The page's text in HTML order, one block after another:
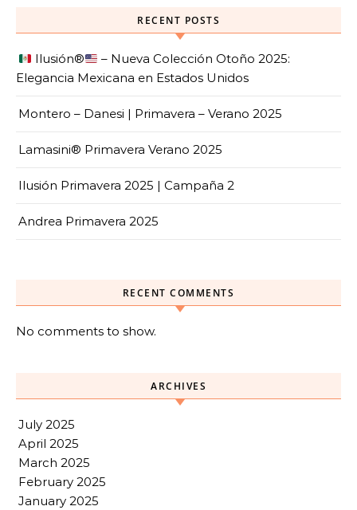
RECENT POSTS
Ilusión®️
– Nueva Colección Otoño 2025:
Elegancia Mexicana en Estados Unidos
Montero – Danesi | Primavera – Verano 2025
Lamasini® Primavera Verano 2025
Ilusión Primavera 2025 | Campaña 2
Andrea Primavera 2025
RECENT COMMENTS
No comments to show.
ARCHIVES
July 2025
April 2025
March 2025
February 2025
January 2025